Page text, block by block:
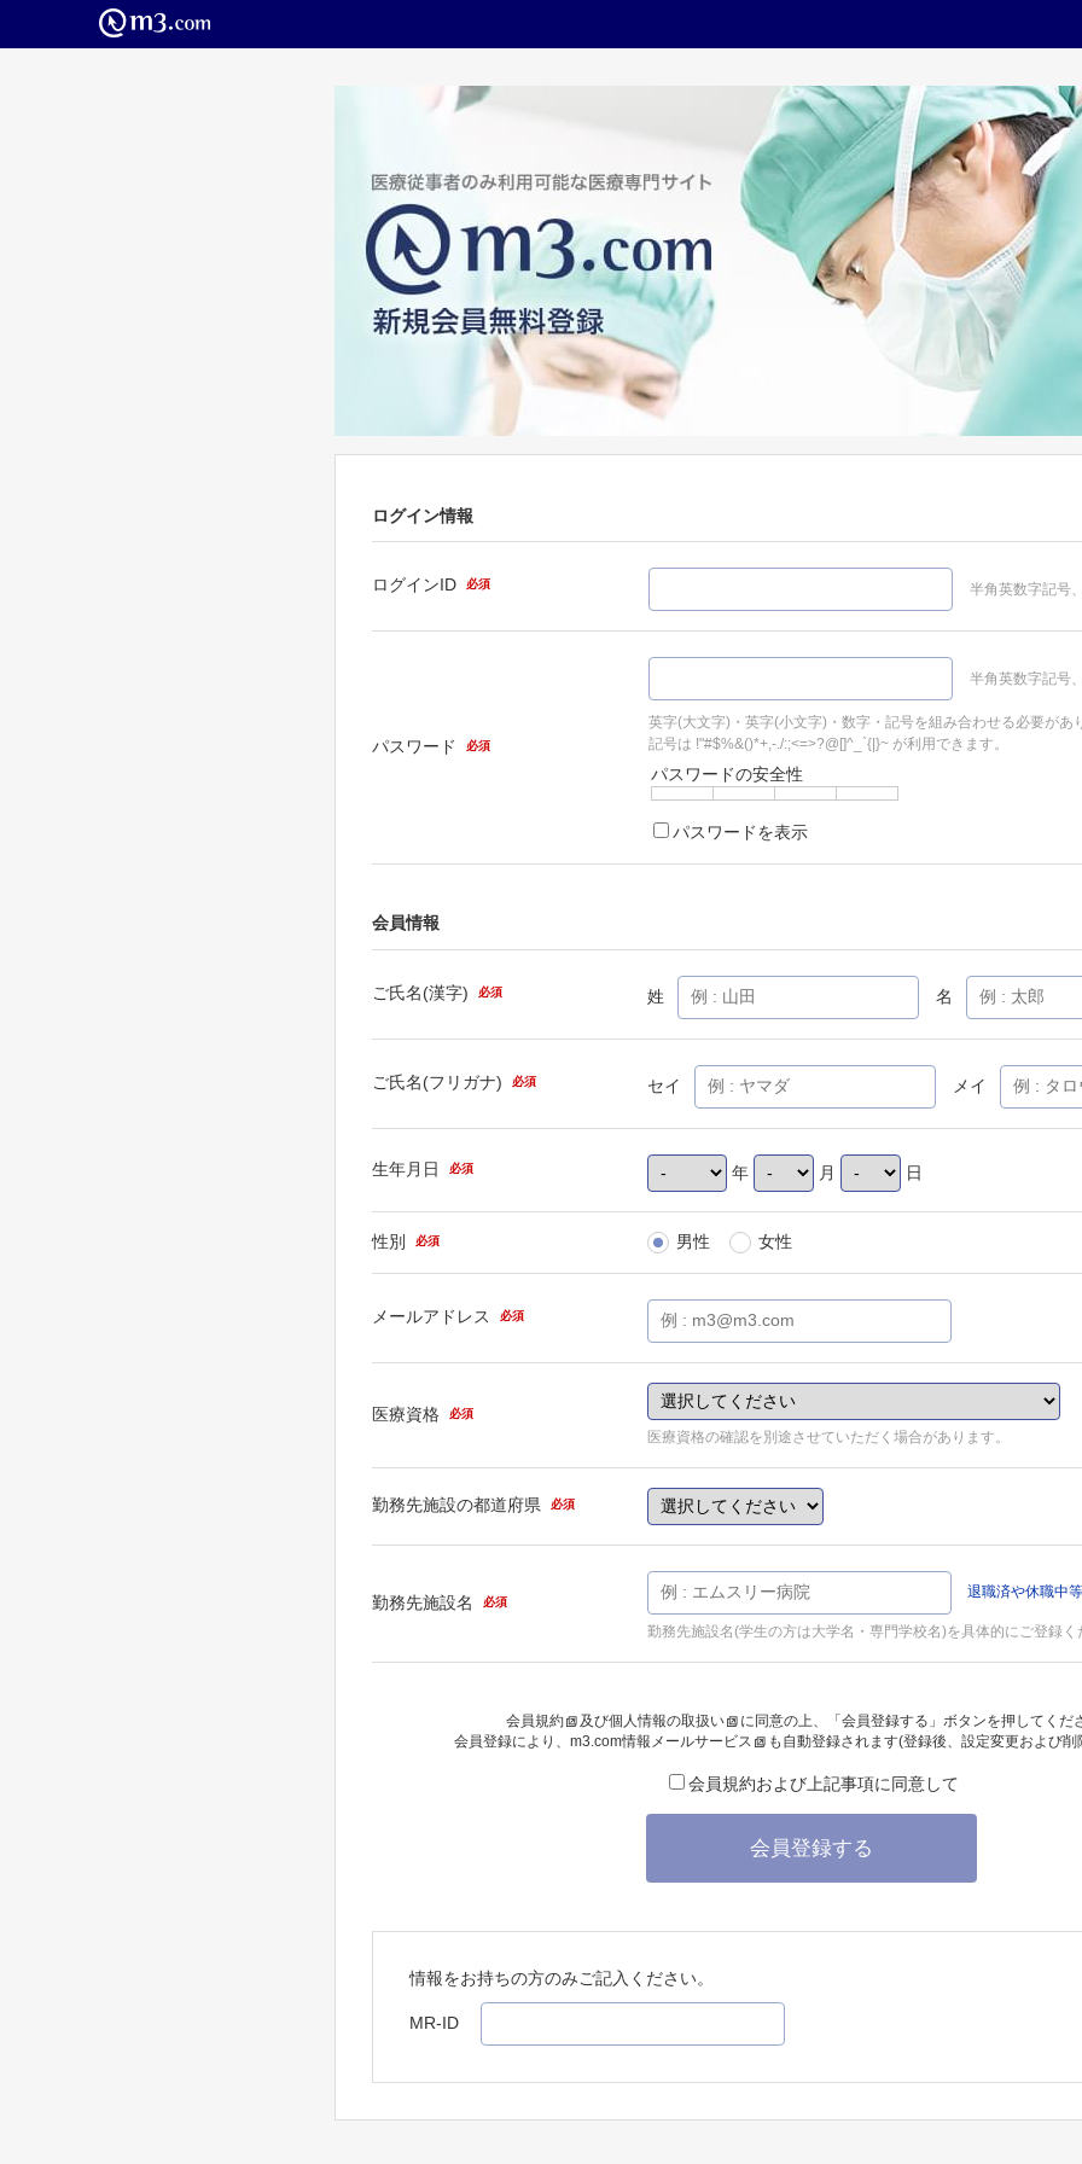
ログイン情報
ログインID 必須 半角英数字記号
パスワード 必須
半角英数字記号
英字(大文字)・英字(小文字)・数字・記号を組み合わせる必要があ
記号は !"#$%&()*+,-./:;<=>?@[]^_`{|}~ が利用できます。
パスワードの安全性
パスワードを表示
会員情報
ご氏名(漢字) 必須 姓 名
ご氏名(フリガナ) 必須 セイ メイ
生年月日 必須 年 月 日
性別 必須 男性 女性
メールアドレス 必須
医療資格 必須
医療資格の確認を別途させていただく場合があります。
勤務先施設の都道府県 必須
勤務先施設名 必須
退職済や休職中
勤務先施設名(学生の方は大学名・専門学校名)を具体的にご登録く
会員規約 及び個人情報の取扱い
に同意の上、「会員登録する」ボタンを押してくだ
会員登録により、 m3.com情報メールサービス も自動登録されます(登録後、設定変更および
会員規約および上記事項に同意して
会員登録する
情報をお持ちの方のみご記入ください。
MR-ID